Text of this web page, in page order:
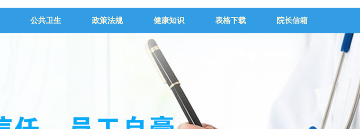
公共卫生 政策法规 健康知识 表格下载 院长信箱